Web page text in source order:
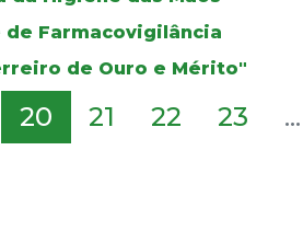
de Farmacovigilância
de Ouro e Mérito"
20 21 22 23 ...